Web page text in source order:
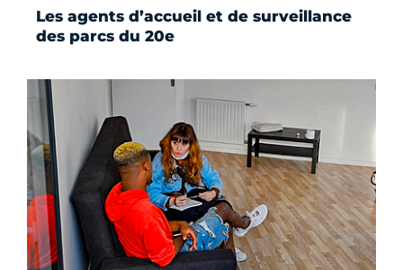
Les agents d’accueil et de surveillance
des parcs du 20e